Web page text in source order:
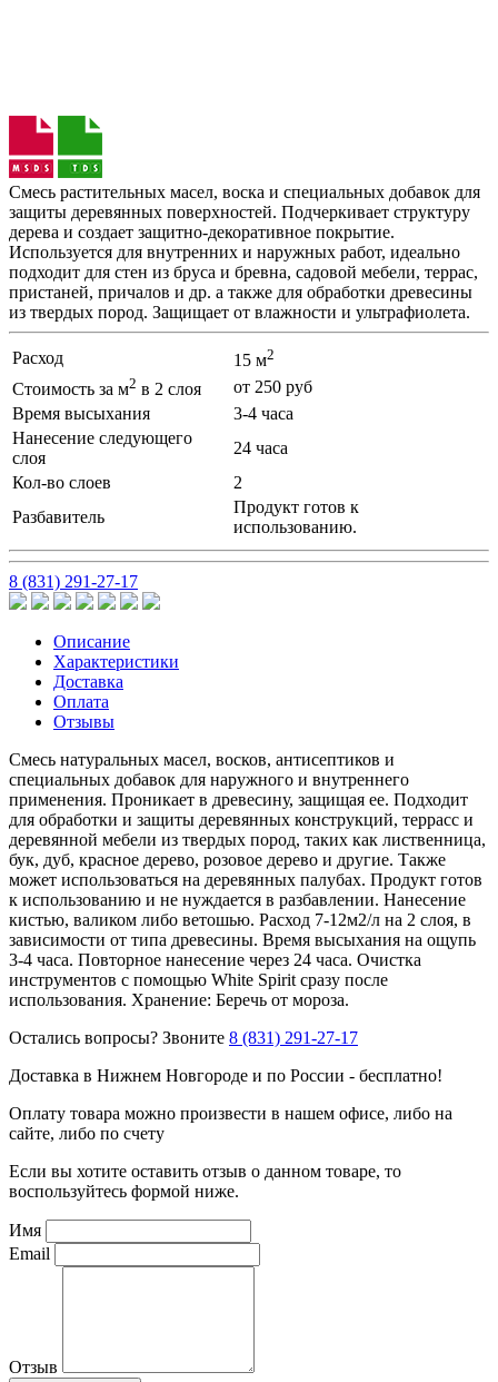
Смесь растительных масел, воска и специальных добавок для
защиты деревянных поверхностей. Подчеркивает структуру
дерева и создает защитно-декоративное покрытие.
Используется для внутренних и наружных работ, идеально
подходит для стен из бруса и бревна, садовой мебели, террас,
пристаней, причалов и др. а также для обработки древесины
из твердых пород. Защищает от влажности и ультрафиолета.
Расход 15 м2
Стоимость за м2 в 2 слоя
от 250 руб
Время высыхания
3-4 часа
Нанесение следующего
слоя
24 часa
Кол-во слоев
2
Разбавитель
Продукт готов к
использованию.
8 (831) 291-27-17
Описание
Характеристики
Доставка
Оплата
Отзывы
Cмесь натуральных масел, восков, антисептиков и
специальных добавок для наружного и внутреннего
применения. Проникает в древесину, защищая ее. Подходит
для обработки и защиты деревянных конструкций, террасс и
деревянной мебели из твердых пород, таких как лиственница,
бук, дуб, красное дерево, розовое дерево и другие. Также
может использоваться на деревянных палубах. Продукт готов
к использованию и не нуждается в разбавлении. Нанесение
кистью, валиком либо ветошью. Расход 7-12м2/л на 2 слоя, в
зависимости от типа древесины. Время высыхания на ощупь
3-4 часа. Повторное нанесение через 24 часа. Очистка
инструментов с помощью White Spirit сразу после
использования. Хранение: Беречь от мороза.
Остались вопросы? Звоните 8 (831) 291-27-17
Доставка в Нижнем Новгороде и по России - бесплатно!
Оплату товара можно произвести в нашем офисе, либо на
сайте, либо по счету
Если вы хотите оставить отзыв о данном товаре, то
воспользуйтесь формой ниже.
Имя
Email
Отзыв